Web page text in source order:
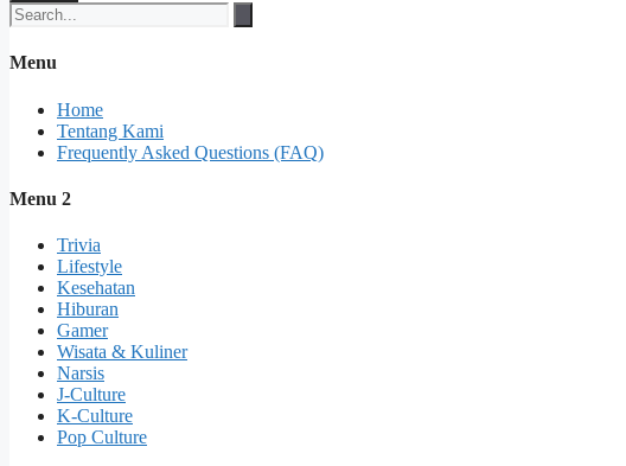
Menu
Home
Tentang Kami
Frequently Asked Questions (FAQ)
Menu 2
Trivia
Lifestyle
Kesehatan
Hiburan
Gamer
Wisata & Kuliner
Narsis
J-Culture
K-Culture
Pop Culture